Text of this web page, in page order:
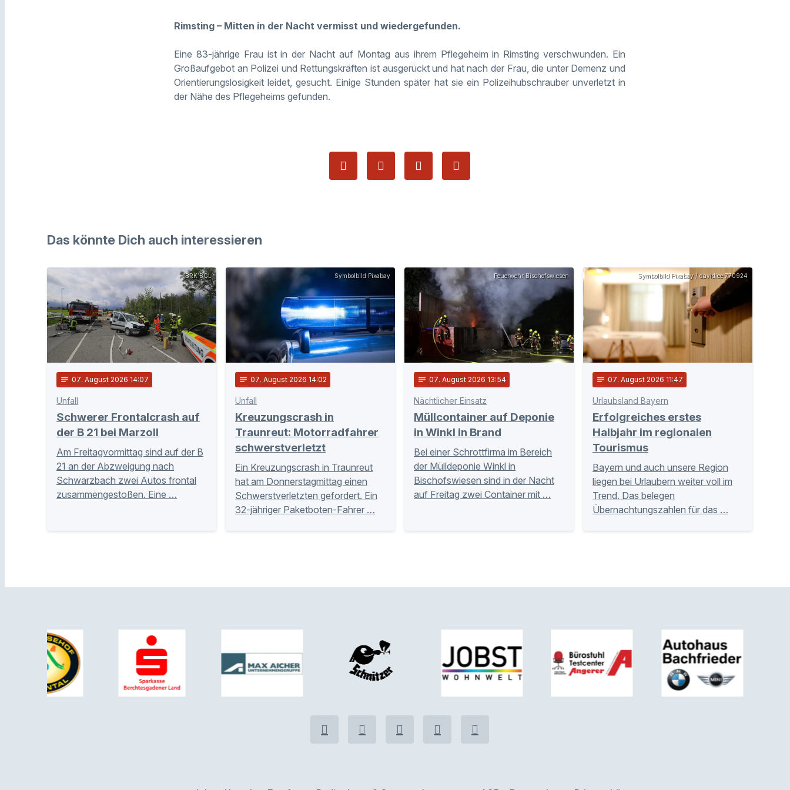
Rimsting – Mitten in der Nacht vermisst und wiedergefunden.
Eine 83-jährige Frau ist in der Nacht auf Montag aus ihrem Pflegeheim in Rimsting verschwunden. Ein
Großaufgebot an Polizei und Rettungskräften ist ausgerückt und hat nach der Frau, die unter Demenz und
Orientierungslosigkeit leidet, gesucht. Einige Stunden später hat sie ein Polizeihubschrauber unverletzt in
der Nähe des Pflegeheims gefunden.
Das könnte Dich auch interessieren
BRK BGL
notes 07. August 2026 14:07
Unfall
Schwerer Frontalcrash auf
der B 21 bei Marzoll
Am Freitagvormittag sind auf der B
21 an der Abzweigung nach
Schwarzbach zwei Autos frontal
zusammengestoßen. Eine …
Symbolbild Pixabay
notes 07. August 2026 14:02
Unfall
Kreuzungscrash in
Traunreut: Motorradfahrer
schwerstverletzt
Ein Kreuzungscrash in Traunreut
hat am Donnerstagmittag einen
Schwerstverletzten gefordert. Ein
32-jähriger Paketboten-Fahrer …
Feuerwehr Bischofswiesen
notes 07. August 2026 13:54
Nächtlicher Einsatz
Müllcontainer auf Deponie
in Winkl in Brand
Bei einer Schrottfirma im Bereich
der Mülldeponie Winkl in
Bischofswiesen sind in der Nacht
auf Freitag zwei Container mit …
Symbolbild Pixabay / davidlee 770924
notes 07. August 2026 11:47
Urlaubsland Bayern
Erfolgreiches erstes
Halbjahr im regionalen
Tourismus
Bayern und auch unsere Region
liegen bei Urlaubern weiter voll im
Trend. Das belegen
Übernachtungszahlen für das …